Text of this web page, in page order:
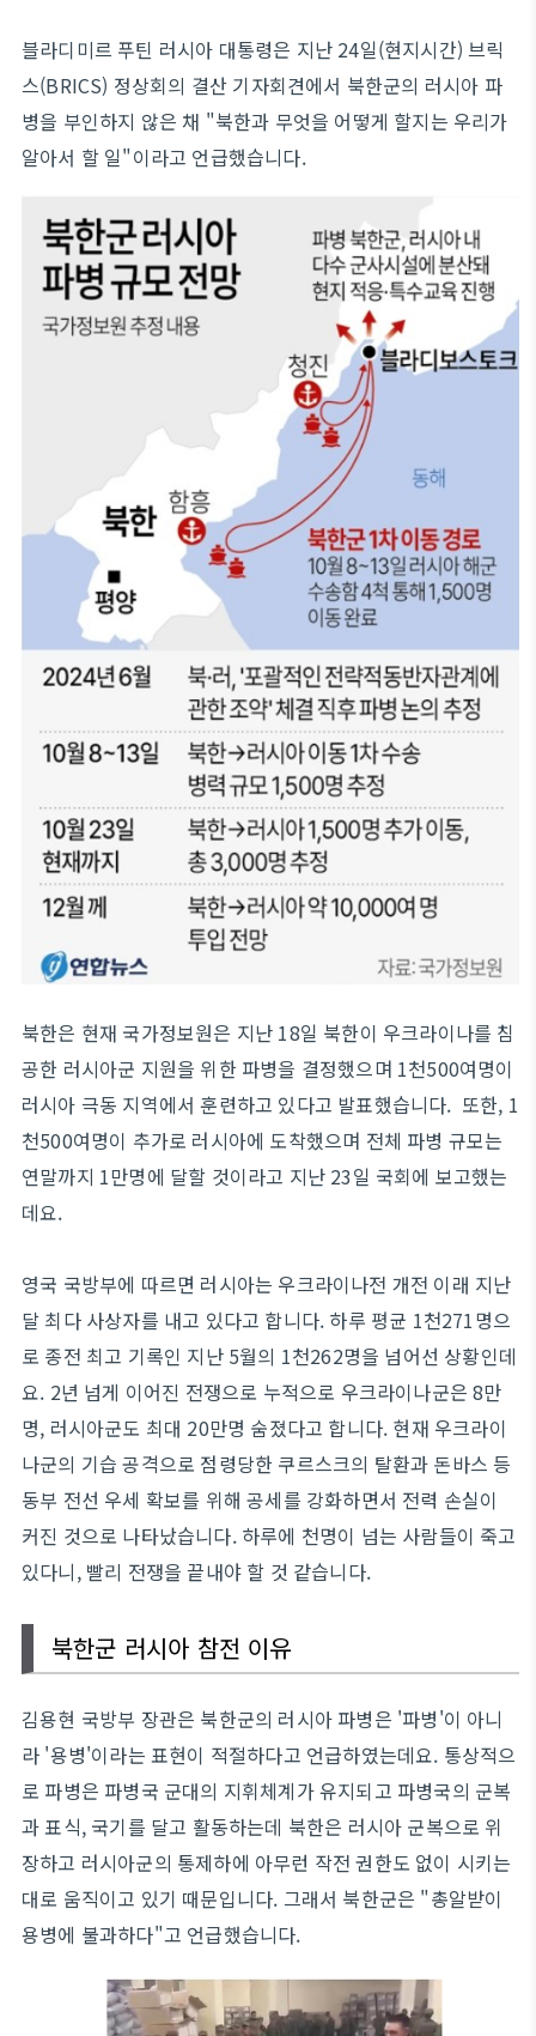
블라디미르 푸틴 러시아 대통령은 지난 24일(현지시간) 브릭
스(BRICS) 정상회의 결산 기자회견에서 북한군의 러시아 파
병을 부인하지 않은 채 "북한과 무엇을 어떻게 할지는 우리가
알아서 할 일"이라고 언급했습니다.
북한은 현재 국가정보원은 지난 18일 북한이 우크라이나를 침
공한 러시아군 지원을 위한 파병을 결정했으며 1천500여명이
러시아 극동 지역에서 훈련하고 있다고 발표했습니다. 또한, 1
천500여명이 추가로 러시아에 도착했으며 전체 파병 규모는
연말까지 1만명에 달할 것이라고 지난 23일 국회에 보고했는
데요.
영국 국방부에 따르면 러시아는 우크라이나전 개전 이래 지난
달 최다 사상자를 내고 있다고 합니다. 하루 평균 1천271명으
로 종전 최고 기록인 지난 5월의 1천262명을 넘어선 상황인데
요. 2년 넘게 이어진 전쟁으로 누적으로 우크라이나군은 8만
명, 러시아군도 최대 20만명 숨졌다고 합니다. 현재 우크라이
나군의 기습 공격으로 점령당한 쿠르스크의 탈환과 돈바스 등
동부 전선 우세 확보를 위해 공세를 강화하면서 전력 손실이
커진 것으로 나타났습니다. 하루에 천명이 넘는 사람들이 죽고
있다니, 빨리 전쟁을 끝내야 할 것 같습니다.
북한군 러시아 참전 이유
김용현 국방부 장관은 북한군의 러시아 파병은 '파병'이 아니
라 '용병'이라는 표현이 적절하다고 언급하였는데요. 통상적으
로 파병은 파병국 군대의 지휘체계가 유지되고 파병국의 군복
과 표식, 국기를 달고 활동하는데 북한은 러시아 군복으로 위
장하고 러시아군의 통제하에 아무런 작전 권한도 없이 시키는
대로 움직이고 있기 때문입니다. 그래서 북한군은 "총알받이
용병에 불과하다"고 언급했습니다.